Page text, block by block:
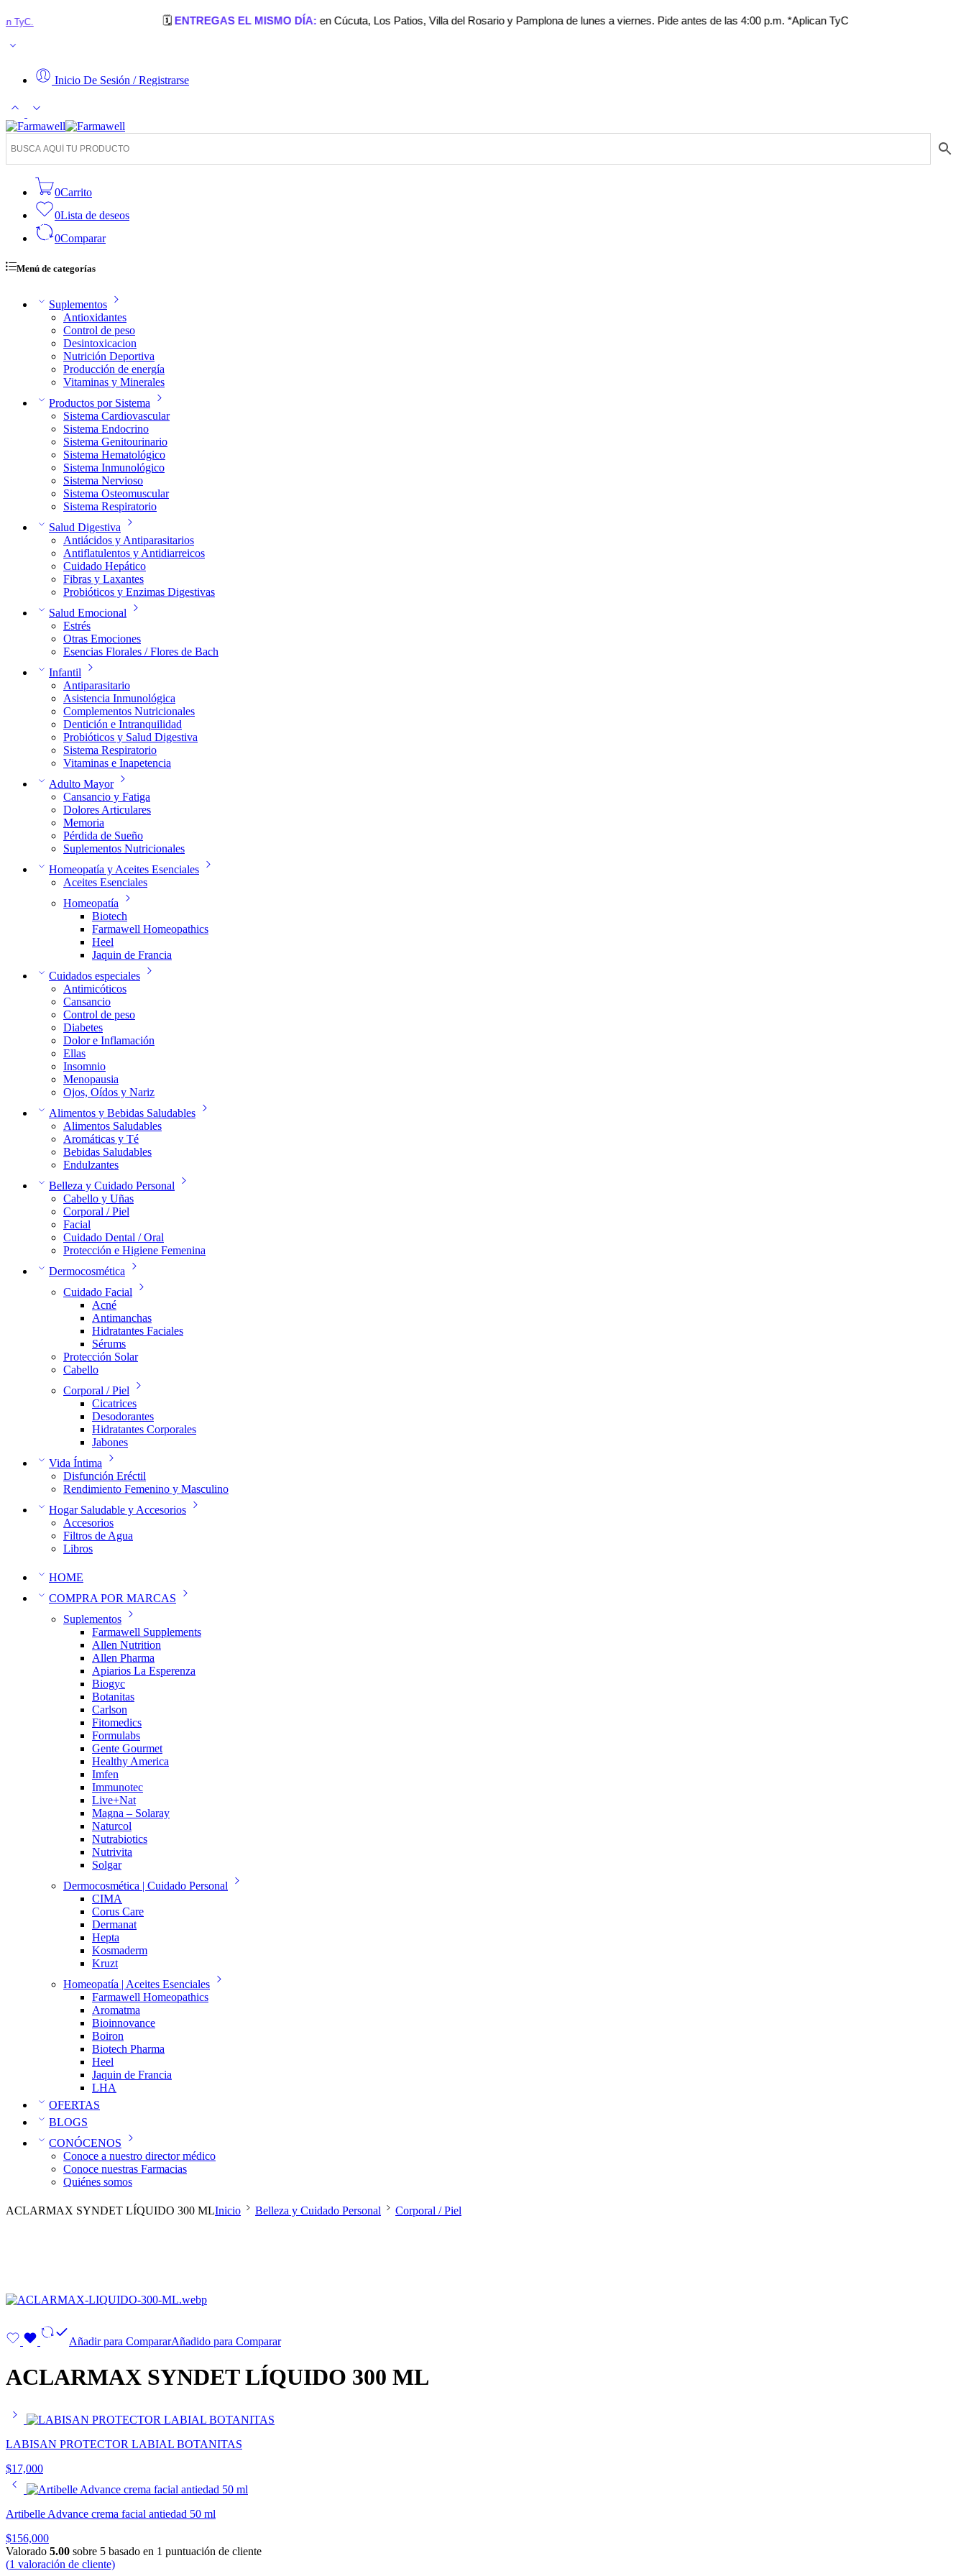
ENTREGAS EL MISMO DÍA:en Cúcuta, Los Patios, Villa del Rosario y Pamplona de lunes a viernes. Pide antes de las 4:00 p.m. *Aplican TyC
Inicio De Sesión / Registrarse
0Carrito
0Lista de deseos
0Comparar
Menú de categorías
Suplementos
Antioxidantes
Control de peso
Desintoxicacion
Nutrición Deportiva
Producción de energía
Vitaminas y Minerales
Productos por Sistema
Sistema Cardiovascular
Sistema Endocrino
Sistema Genitourinario
Sistema Hematológico
Sistema Inmunológico
Sistema Nervioso
Sistema Osteomuscular
Sistema Respiratorio
Salud Digestiva
Antiácidos y Antiparasitarios
Antiflatulentos y Antidiarreicos
Cuidado Hepático
Fibras y Laxantes
Probióticos y Enzimas Digestivas
Salud Emocional
Estrés
Otras Emociones
Esencias Florales / Flores de Bach
Infantil
Antiparasitario
Asistencia Inmunológica
Complementos Nutricionales
Dentición e Intranquilidad
Probióticos y Salud Digestiva
Sistema Respiratorio
Vitaminas e Inapetencia
Adulto Mayor
Cansancio y Fatiga
Dolores Articulares
Memoria
Pérdida de Sueño
Suplementos Nutricionales
Homeopatía y Aceites Esenciales
Aceites Esenciales
Homeopatía
Biotech
Farmawell Homeopathics
Heel
Jaquin de Francia
Cuidados especiales
Antimicóticos
Cansancio
Control de peso
Diabetes
Dolor e Inflamación
Ellas
Insomnio
Menopausia
Ojos, Oídos y Nariz
Alimentos y Bebidas Saludables
Alimentos Saludables
Aromáticas y Té
Bebidas Saludables
Endulzantes
Belleza y Cuidado Personal
Cabello y Uñas
Corporal / Piel
Facial
Cuidado Dental / Oral
Protección e Higiene Femenina
Dermocosmética
Cuidado Facial
Acné
Antimanchas
Hidratantes Faciales
Sérums
Protección Solar
Cabello
Corporal / Piel
Cicatrices
Desodorantes
Hidratantes Corporales
Jabones
Vida Íntima
Disfunción Eréctil
Rendimiento Femenino y Masculino
Hogar Saludable y Accesorios
Accesorios
Filtros de Agua
Libros
HOME
COMPRA POR MARCAS
Suplementos
Farmawell Supplements
Allen Nutrition
Allen Pharma
Apiarios La Esperenza
Biogyc
Botanitas
Carlson
Fitomedics
Formulabs
Gente Gourmet
Healthy America
Imfen
Immunotec
Live+Nat
Magna – Solaray
Naturcol
Nutrabiotics
Nutrivita
Solgar
Dermocosmética | Cuidado Personal
CIMA
Corus Care
Dermanat
Hepta
Kosmaderm
Kruzt
Homeopatía | Aceites Esenciales
Farmawell Homeopathics
Aromatma
Bioinnovance
Boiron
Biotech Pharma
Heel
Jaquin de Francia
LHA
OFERTAS
BLOGS
CONÓCENOS
Conoce a nuestro director médico
Conoce nuestras Farmacias
Quiénes somos
ACLARMAX SYNDET LÍQUIDO 300 MLInicio Belleza y Cuidado Personal Corporal / Piel
Añadir para CompararAñadido para Comparar
ACLARMAX SYNDET LÍQUIDO 300 ML
LABISAN PROTECTOR LABIAL BOTANITAS
$17,000
Artibelle Advance crema facial antiedad 50 ml
$156,000
Valorado 5.00 sobre 5 basado en 1 puntuación de cliente
(1 valoración de cliente)